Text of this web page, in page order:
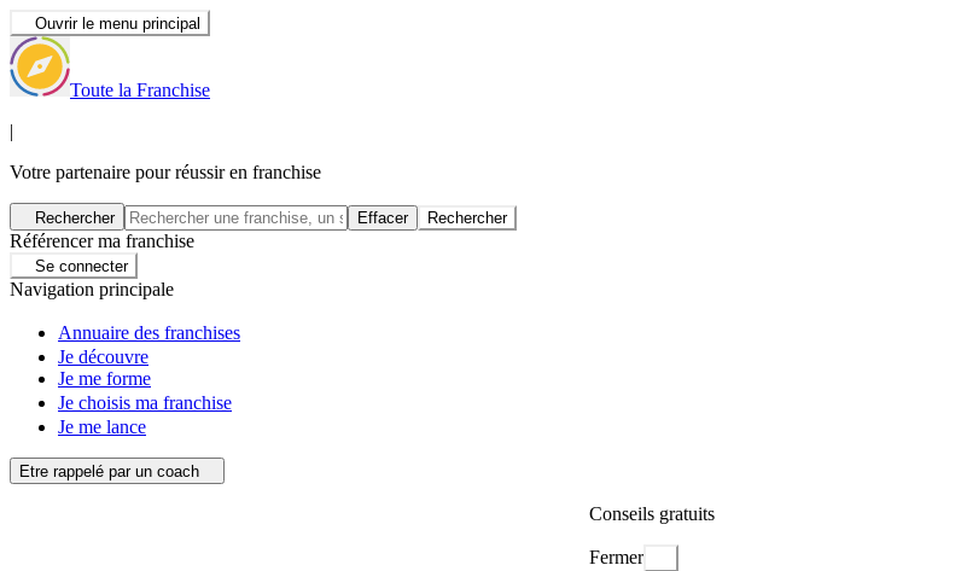
Ouvrir le menu principal
Toute la Franchise
|
Votre partenaire pour réussir en franchise
Rechercher Effacer Rechercher
Référencer ma franchise
Se connecter
Navigation principale
Annuaire des franchises
Je découvre
Je me forme
Je choisis ma franchise
Je me lance
Etre rappelé par un coach
Conseils gratuits
Fermer